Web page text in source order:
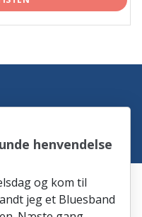
henvendelse
og kom til
jeg et Bluesband